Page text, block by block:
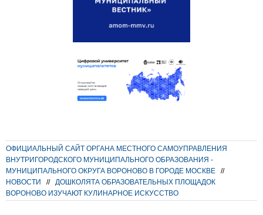
ОФИЦИАЛЬНЫЙ САЙТ ОРГАНА МЕСТНОГО САМОУПРАВЛЕНИЯ
ВНУТРИГОРОДСКОГО МУНИЦИПАЛЬНОГО ОБРАЗОВАНИЯ -
МУНИЦИПАЛЬНОГО ОКРУГА ВОРОНОВО В ГОРОДЕ МОСКВЕ
//
НОВОСТИ
//
ДОШКОЛЯТА ОБРАЗОВАТЕЛЬНЫХ ПЛОЩАДОК
ВОРОНОВО ИЗУЧАЮТ КУЛИНАРНОЕ ИСКУССТВО